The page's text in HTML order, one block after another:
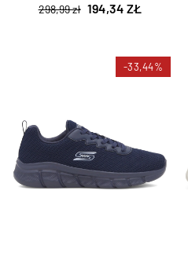
298,99 zł 194,34 ZŁ
-33,44%